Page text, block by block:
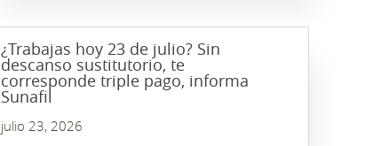
¿Trabajas hoy 23 de julio? Sin
descanso sustitutorio, te
corresponde triple pago, informa
Sunafil
julio 23, 2026